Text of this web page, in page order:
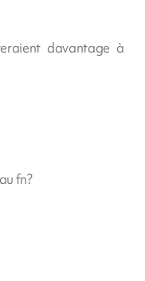
davantage à
fn?